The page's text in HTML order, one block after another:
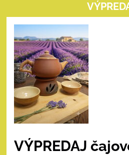
VÝPREDAJ